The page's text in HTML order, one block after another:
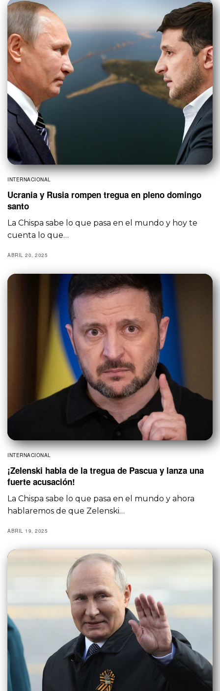
INTERNACIONAL
Ucrania y Rusia rompen tregua en pleno domingo
santo
La Chispa sabe lo que pasa en el mundo y hoy te
cuenta lo que…
ABRIL 20, 2025
INTERNACIONAL
¡Zelenski habla de la tregua de Pascua y lanza una
fuerte acusación!
La Chispa sabe lo que pasa en el mundo y ahora
hablaremos de que Zelenski…
ABRIL 19, 2025